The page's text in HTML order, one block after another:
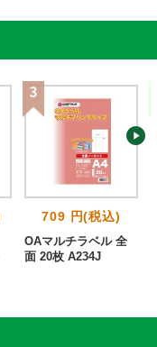
709 円(税込)
OAマルチラベル 全
面 20枚 A234J